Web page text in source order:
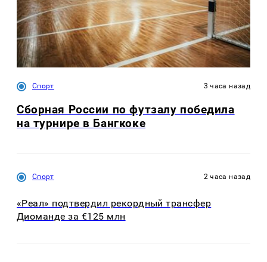
Спорт 3 часа назад
Сборная России по футзалу победила
на турнире в Бангкоке
Спорт 2 часа назад
«Реал» подтвердил рекордный трансфер
Диоманде за €125 млн